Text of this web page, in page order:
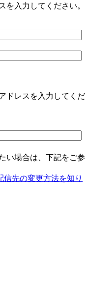
を入力してください。
ドレスを入力してくだ
い場合は、下記をご参
先の変更方法を知り